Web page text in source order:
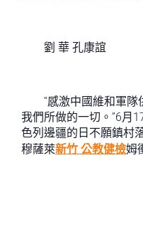
劉 華 孔康誼
“感激中國維和軍隊
我們所做的一切。”6月
色列邊疆的日不願鎮村
穆薩萊新竹 公教健檢姆